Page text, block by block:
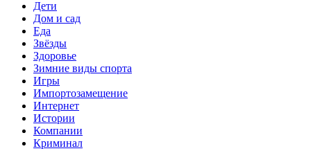
Дети
Дом и сад
Еда
Звёзды
Здоровье
Зимние виды спорта
Игры
Импортозамещение
Интернет
Истории
Компании
Криминал